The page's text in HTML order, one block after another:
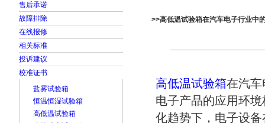
售后承诺
故障排除
在线报修
相关标准
投诉建议
校准证书
盐雾试验箱
恒温恒湿试验箱
高低温试验箱
>>高低温试验箱在汽车电子行业中
高低温试验箱在汽车
电子产品的应用环
化趋势下，电子设